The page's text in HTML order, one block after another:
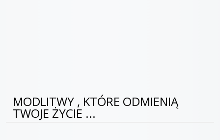
MODLITWY , KTÓRE ODMIENIĄ
TWOJE ŻYCIE ...